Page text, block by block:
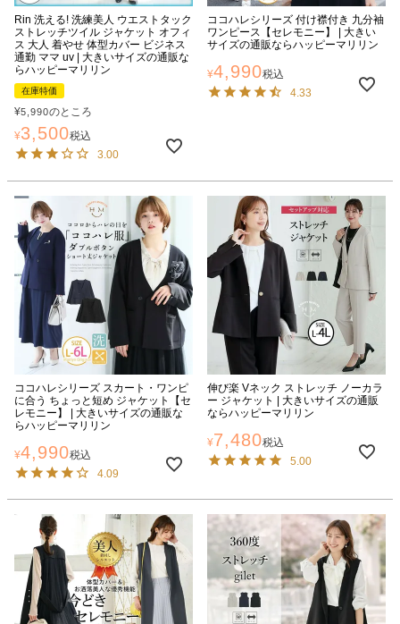
Rin 洗える! 洗練美人 ウエストタック
ストレッチツイル ジャケット オフィ
ス 大人 着やせ 体型カバー ビジネス
通勤 ママ uv | 大きいサイズの通販な
らハッピーマリリン
在庫特価
¥5,990のところ
¥3,500税込
3.00
ココハレシリーズ 付け襟付き 九分袖
ワンピース【セレモニー】 | 大きい
サイズの通販ならハッピーマリリン
¥4,990税込
4.33
ココハレシリーズ スカート・ワンピ
に合う ちょっと短め ジャケット【セ
レモニー】 | 大きいサイズの通販な
らハッピーマリリン
¥4,990税込
4.09
伸び楽 Vネック ストレッチ ノーカラ
ー ジャケット | 大きいサイズの通販
ならハッピーマリリン
¥7,480税込
5.00